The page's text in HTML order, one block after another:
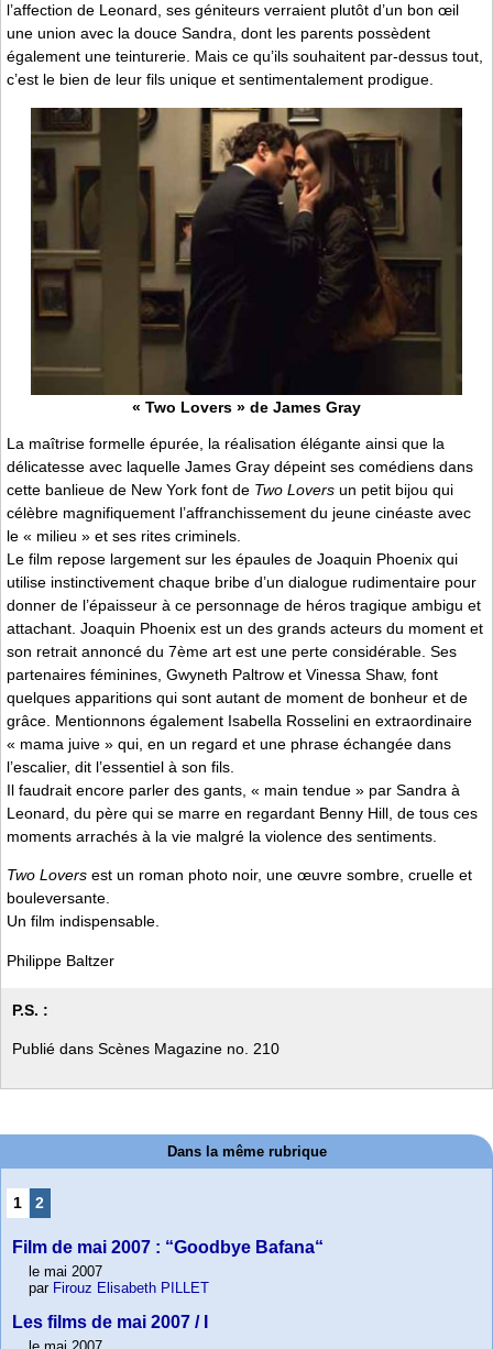
l’affection de Leonard, ses géniteurs verraient plutôt d’un bon œil
une union avec la douce Sandra, dont les parents possèdent
également une teinturerie. Mais ce qu’ils souhaitent par-dessus tout,
c’est le bien de leur fils unique et sentimentalement prodigue.
« Two Lovers » de James Gray
La maîtrise formelle épurée, la réalisation élégante ainsi que la
délicatesse avec laquelle James Gray dépeint ses comédiens dans
cette banlieue de New York font de Two Lovers un petit bijou qui
célèbre magnifiquement l’affranchissement du jeune cinéaste avec
le « milieu » et ses rites criminels.
Le film repose largement sur les épaules de Joaquin Phoenix qui
utilise instinctivement chaque bribe d’un dialogue rudimentaire pour
donner de l’épaisseur à ce personnage de héros tragique ambigu et
attachant. Joaquin Phoenix est un des grands acteurs du moment et
son retrait annoncé du 7ème art est une perte considérable. Ses
partenaires féminines, Gwyneth Paltrow et Vinessa Shaw, font
quelques apparitions qui sont autant de moment de bonheur et de
grâce. Mentionnons également Isabella Rosselini en extraordinaire
« mama juive » qui, en un regard et une phrase échangée dans
l’escalier, dit l’essentiel à son fils.
Il faudrait encore parler des gants, « main tendue » par Sandra à
Leonard, du père qui se marre en regardant Benny Hill, de tous ces
moments arrachés à la vie malgré la violence des sentiments.
Two Lovers est un roman photo noir, une œuvre sombre, cruelle et
bouleversante.
Un film indispensable.
Philippe Baltzer
P.S. :
Publié dans Scènes Magazine no. 210
Dans la même rubrique
1 2
Film de mai 2007 : “Goodbye Bafana“
le mai 2007
par Firouz Elisabeth PILLET
Les films de mai 2007 / I